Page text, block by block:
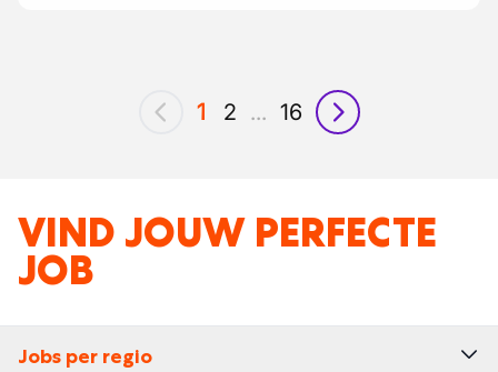
vorig
1 2 ... 16
volgende
VIND JOUW PERFECTE
JOB
Jobs per regio